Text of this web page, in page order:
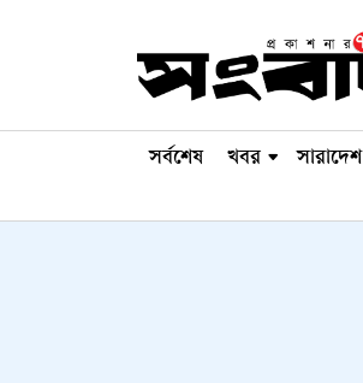
সর্বশেষ খবর সারাদেশ